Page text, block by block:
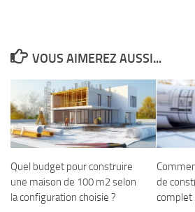
VOUS AIMEREZ AUSSI...
Quel budget pour construire
une maison de 100 m2 selon
la configuration choisie ?
de
complet